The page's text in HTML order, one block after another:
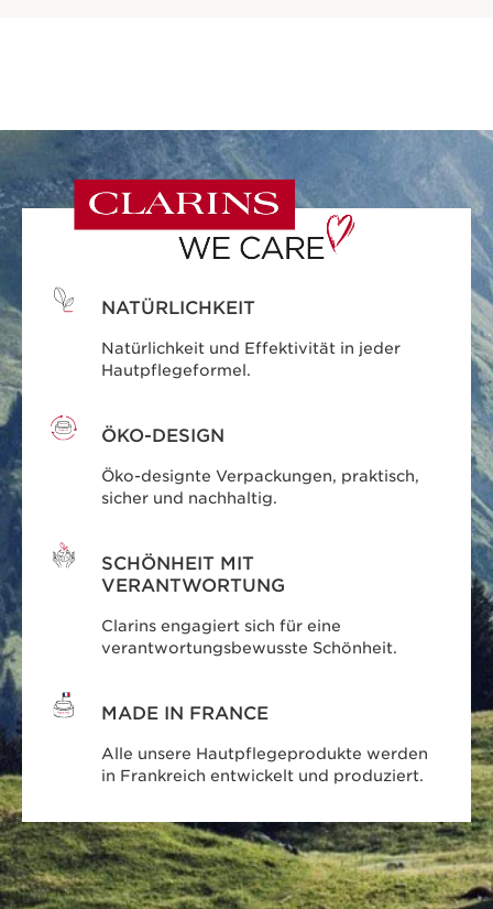
NATÜRLICHKEIT
Natürlichkeit und Effektivität in jeder
Hautpflegeformel.
ÖKO-DESIGN
Öko-designte Verpackungen, praktisch,
sicher und nachhaltig.
SCHÖNHEIT MIT
VERANTWORTUNG
Clarins engagiert sich für eine
verantwortungsbewusste Schönheit.
MADE IN FRANCE
Alle unsere Hautpflegeprodukte werden
in Frankreich entwickelt und produziert.